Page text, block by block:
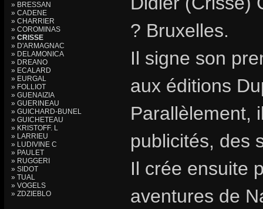
» BRESSAN
» CADENE
» CHARRIER
» COROMINAS
» CRISSE
» D'ARMAGNAC
» DELAMONICA
» DREANO
» ECALARD
» EURGAL
» FOLLIOT
» GUENAIZIA
» GUERINEAU
» GUICHARD-BUNEL
» GUICHETEAU
» KRISTOFF. L
» LARRIEU
» LUDIVINE C
» PAULET
» RUGGERI
» SIDOT
» TUAL
» VOGELS
» ZDZIEBLO
? Bruxelles.
Il signe son
aux éditions
Parallèlement,
publicités, des
Il crée ensuite
aventures de